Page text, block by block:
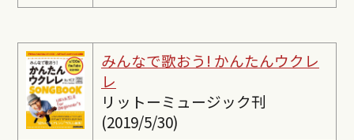
みんなで歌おう! かんたんウクレ
レ
リットーミュージック刊
(2019/5/30)